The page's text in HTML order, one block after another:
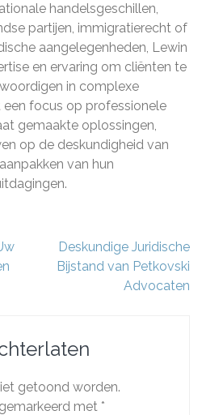
handelsgeschillen,
partijen, immigratierecht of
aangelegenheden, Lewin
en ervaring om cliënten te
in complexe
een focus op professionele
gemaakte oplossingen,
op de deskundigheid van
van hun
Deskundige Juridische
Bijstand van Petkovski
Advocaten
getoond worden.
met *